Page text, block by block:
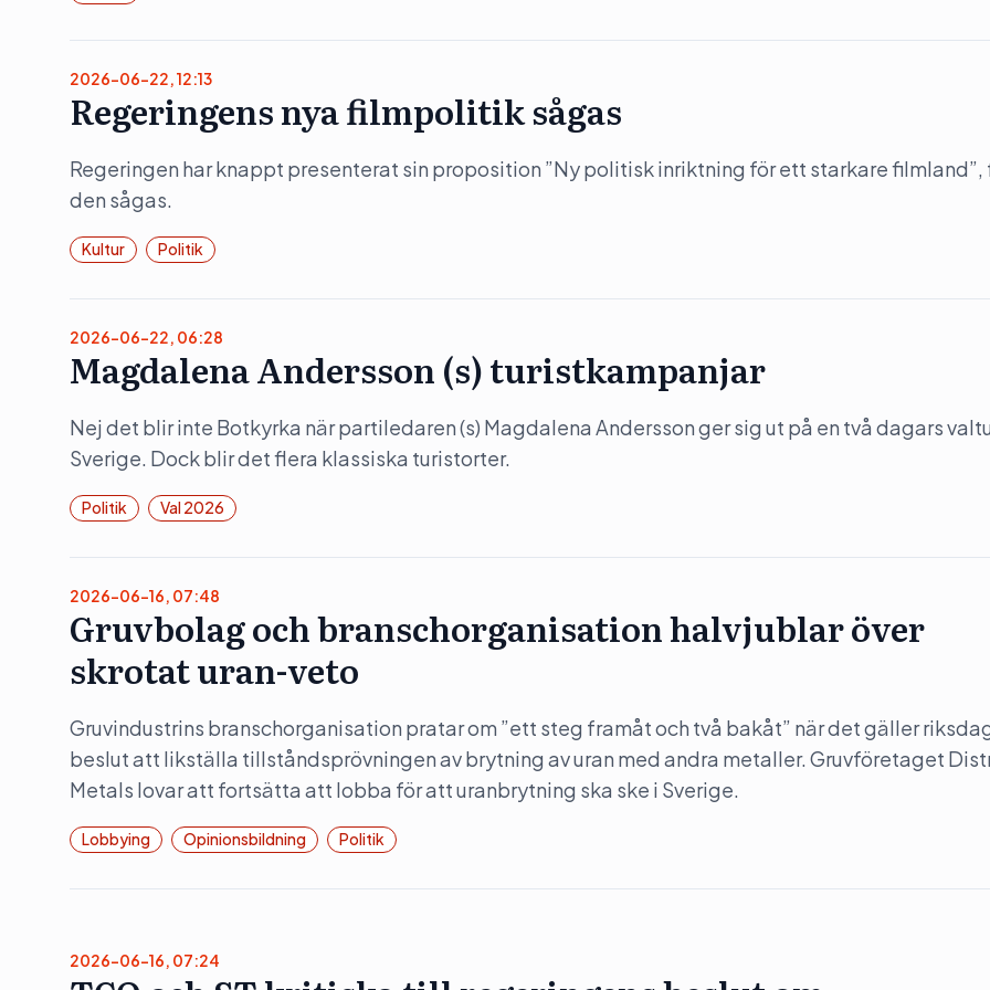
2026-06-22, 12:13
Regeringens nya filmpolitik sågas
Regeringen har knappt presenterat sin proposition ”Ny politisk inriktning för ett starkare filmland”,
den sågas.
Kultur Politik
2026-06-22, 06:28
Magdalena Andersson (s) turistkampanjar
Nej det blir inte Botkyrka när partiledaren (s) Magdalena Andersson ger sig ut på en två dagars
Sverige. Dock blir det flera klassiska turistorter.
Politik Val 2026
2026-06-16, 07:48
Gruvbolag och branschorganisation halvjublar över
skrotat uran-veto
Gruvindustrins branschorganisation pratar om ”ett steg framåt och två bakåt” när det gäller
beslut att likställa tillståndsprövningen av brytning av uran med andra metaller. Gruvföretaget
Metals lovar att fortsätta att lobba för att uranbrytning ska ske i Sverige.
Lobbying Opinionsbildning Politik
2026-06-16, 07:24